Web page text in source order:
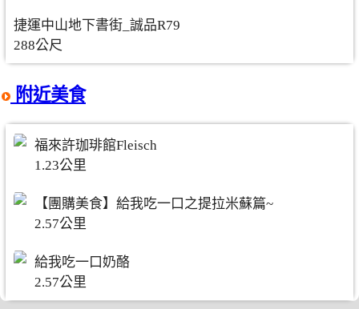
捷運中山地下書街_誠品R79
288公尺
附近美食
福來許珈琲館Fleisch
1.23公里
【團購美食】給我吃一口之提拉米蘇篇~
2.57公里
給我吃一口奶酪
2.57公里